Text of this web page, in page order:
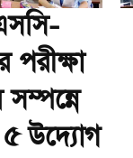
পরীক্ষা
সম্পন্নে
উদ্যোগ